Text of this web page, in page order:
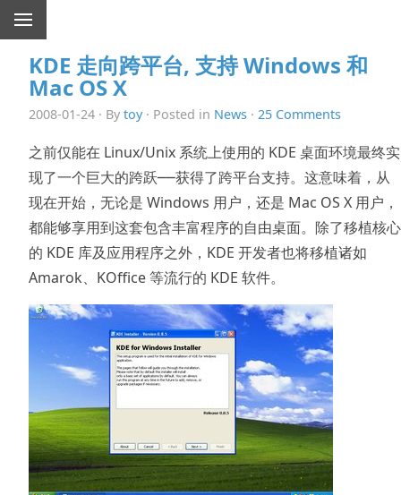
KDE 走向跨平台, 支持 Windows 和
Mac OS X
2008-01-24 · By toy· Posted in News · 25 Comments
之前仅能在 Linux/Unix 系统上使用的 KDE 桌面环境最终实
现了一个巨大的跨跃──获得了跨平台支持。这意味着，从
现在开始，无论是 Windows 用户，还是 Mac OS X 用户，
都能够享用到这套包含丰富程序的自由桌面。除了移植核心
的 KDE 库及应用程序之外，KDE 开发者也将移植诸如
Amarok、KOffice 等流行的 KDE 软件。